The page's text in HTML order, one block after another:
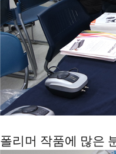
폴리머 작품에 많은